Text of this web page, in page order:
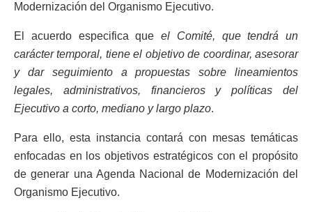
Modernización del Organismo Ejecutivo.
El acuerdo especifica que el Comité, que tendrá un
carácter temporal, tiene el objetivo de coordinar, asesorar
y dar seguimiento a propuestas sobre lineamientos
legales, administrativos, financieros y políticas del
Ejecutivo a corto, mediano y largo plazo.
Para ello, esta instancia contará con mesas temáticas
enfocadas en los objetivos estratégicos con el propósito
de generar una Agenda Nacional de Modernización del
Organismo Ejecutivo.